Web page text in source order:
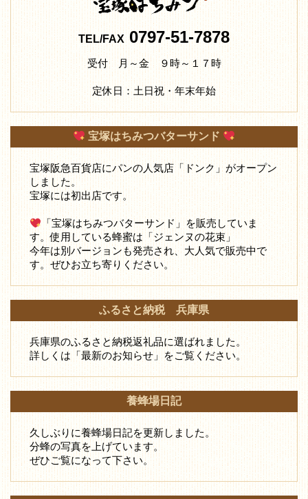
TEL/FAX0797-51-7878
受付 月～金 ９時～１７時
定休日：土日祝・年末年始
宝塚はちみつバターサンド
宝塚阪急百貨店にパンの人気店「ドンク」がオープン
しました。
宝塚には初出店です。
「宝塚はちみつバターサンド」を販売していま
す。使用している蜂蜜は「ジェンヌの花束」
今年は別バージョンも発売され、大人気で販売中で
す。ぜひお立ち寄りください。
ふるさと納税 兵庫県
兵庫県のふるさと納税返礼品に選ばれました。
詳しくは「最新のお知らせ」をご覧ください。
養蜂場日記
久しぶりに養蜂場日記を更新しました。
分蜂の写真を上げています。
ぜひご覧になって下さい。